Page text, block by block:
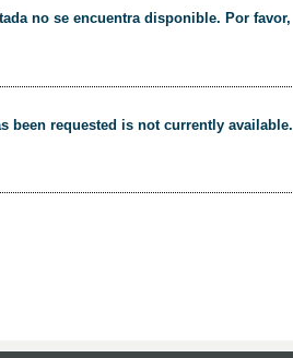
no se encuentra disponible. Por favor,
been requested is not currently available.